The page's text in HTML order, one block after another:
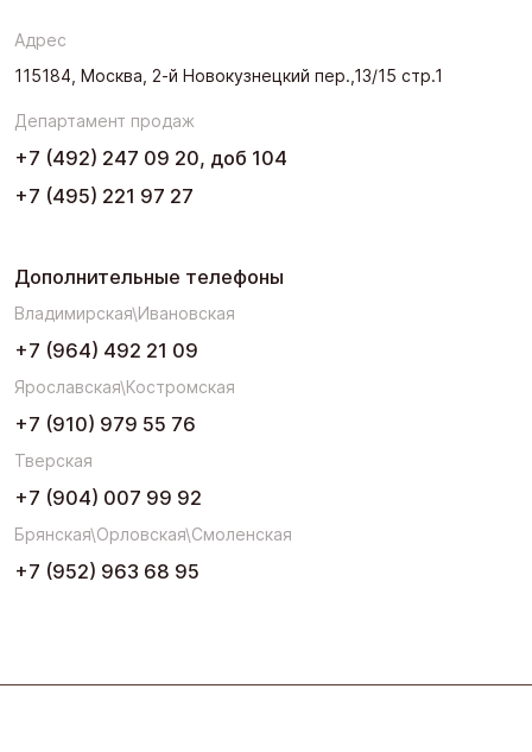
Адрес
115184, Москва, 2-й Новокузнецкий пер.,13/15 стр.1
Департамент продаж
+7 (492) 247 09 20, доб 104
+7 (495) 221 97 27
Дополнительные телефоны
Владимирская\Ивановская
+7 (964) 492 21 09
Ярославская\Костромская
+7 (910) 979 55 76
Тверская
+7 (904) 007 99 92
Брянская\Орловская\Смоленская
+7 (952) 963 68 95